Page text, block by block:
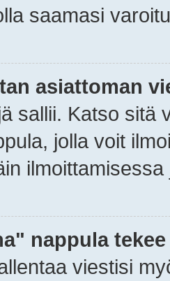
saamasi
asiattoman
sallii. Katso sitä
jolla voit
nappula
viestisi